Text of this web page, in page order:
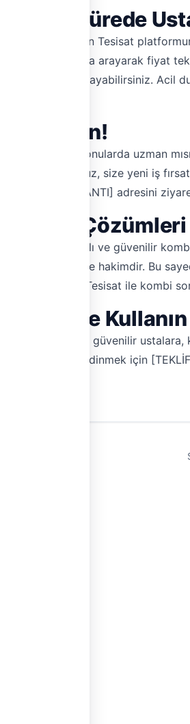
Kadar Sürede
kolay. Hemen Tesisat
veya telefonla arayarak fiyat
ulaşımını sağlayabilirsiniz. Acil
Katılın!
gibi konularda uzman
Platformumuz, size yeni iş
KAYIT BAĞLANTI] adresini
Servisi Çözümleri
hızlı ve güvenilir
özelliklerine hakimdir. Bu
Hemen Tesisat ile kombi
Güvenle Kullanın
Tesisat ile güvenilir
daha fazla bilgi edinmek için